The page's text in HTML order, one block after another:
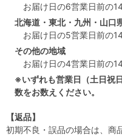
お届け日の6営業日前の
北海道・東北・九州・山口
お届け日の5営業日前の
その他の地域
お届け日の4営業日前の
※いずれも営業日（土日祝
数をお数えください。
【返品】
初期不良・誤品の場合は、商